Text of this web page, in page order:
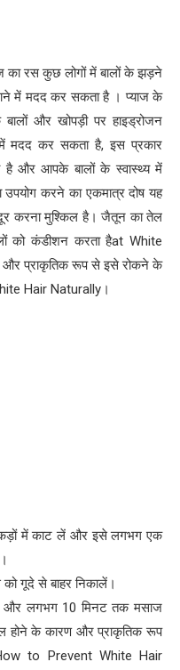
का रस कुछ लोगों में बालों के झड़ने
में मदद कर सकता है । प्याज के
और खोपड़ी पर हाइड्रोजन
मदद कर सकता है, इस प्रकार
और आपके बालों के स्वास्थ्य में
उपयोग करने का एकमात्र दोष यह
करना मुश्किल है। जैतून का तेल
को कंडीशन करता हैat White
और प्राकृतिक रूप से इसे रोकने के
Hair Naturally।
में काट लें और इसे लगभग एक
गूदे से बाहर निकालें।
और लगभग 10 मिनट तक मसाज
होने के कारण और प्राकृतिक रूप
to Prevent White Hair